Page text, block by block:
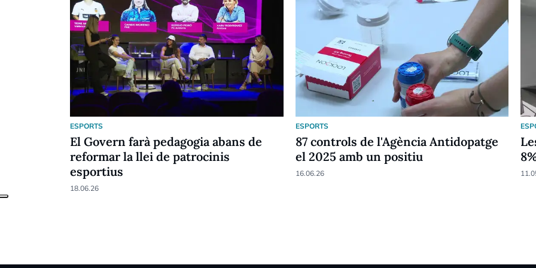
ESPORTS
El Govern farà pedagogia abans de
reformar la llei de patrocinis
esportius
18.06.26
ESPORTS
87 controls de l'Agència Antidopatge
el 2025 amb un positiu
16.06.26